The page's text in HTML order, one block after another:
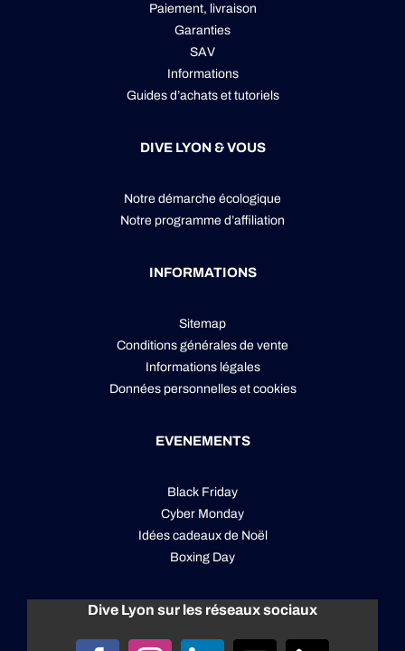
Paiement, livraison
Garanties
SAV
Informations
Guides d’achats et tutoriels
DIVE LYON & VOUS
Notre démarche écologique
Notre programme d’affiliation
INFORMATIONS
Sitemap
Conditions générales de vente
Informations légales
Données personnelleset cookies
EVENEMENTS
Black Friday
Cyber Monday
Idées cadeaux de Noël
Boxing Day
Dive Lyon sur les réseaux sociaux